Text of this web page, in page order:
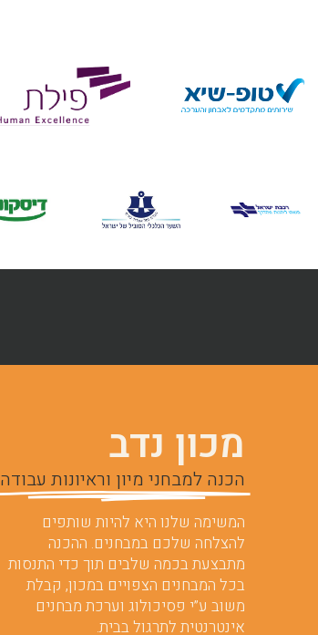
מכון נדב
הכנה למבחני מיון וראיונות עבודה
המשימה שלנו היא להיות שותפים
להצלחה שלכם במבחנים. ההכנה
מתבצעת בכמה שלבים תוך כדי התנסות
בכל המבחנים הצפויים במכון, קבלת
משוב ע”י פסיכולוג וערכת מבחנים
אינטרנטית לתרגול בבית.